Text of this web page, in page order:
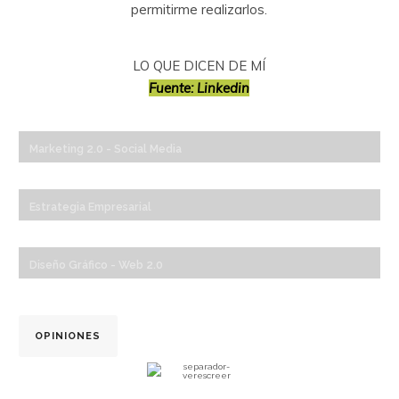
permitirme realizarlos.
LO QUE DICEN DE MÍ
Fuente: Linkedin
OPINIONES